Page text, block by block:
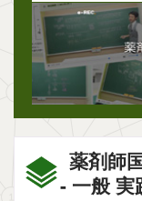
薬剤師
- 一般 実